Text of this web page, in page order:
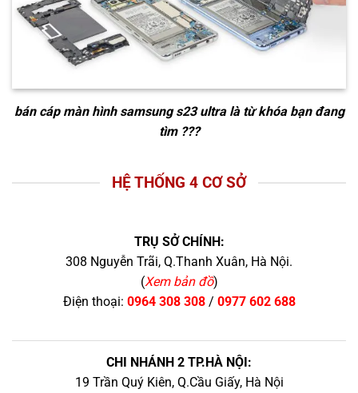
bán cáp màn hình samsung s23 ultralà từ khóa bạn đang
tìm ???
HỆ THỐNG 4 CƠ SỞ
TRỤ SỞ CHÍNH:
308 Nguyễn Trãi, Q.Thanh Xuân, Hà Nội.
(Xem bản đồ)
Điện thoại: 0964 308 308/ 0977 602 688
CHI NHÁNH 2 TP.HÀ NỘI:
19 Trần Quý Kiên, Q.Cầu Giấy, Hà Nội